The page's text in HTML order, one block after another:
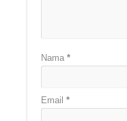
Nama *
Email *